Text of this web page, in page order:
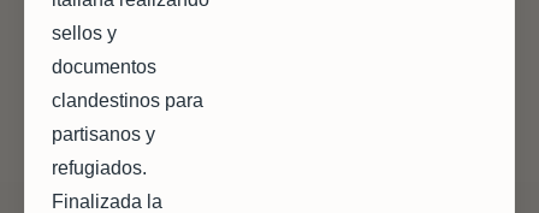
sellos y
documentos
clandestinos para
partisanos y
refugiados.
Finalizada la